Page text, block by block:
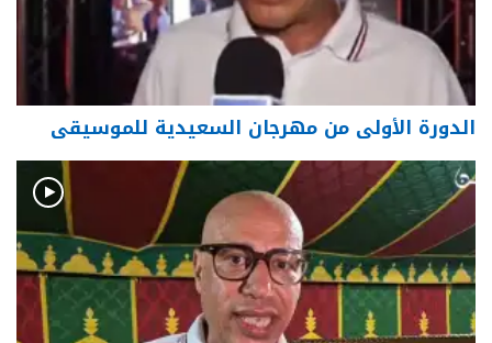
الدورة الأولى من مهرجان السعيدية للموسيقى